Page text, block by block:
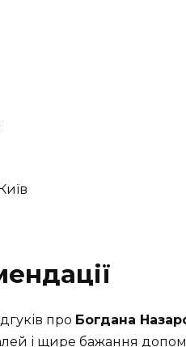
про Богдана
і щире бажання